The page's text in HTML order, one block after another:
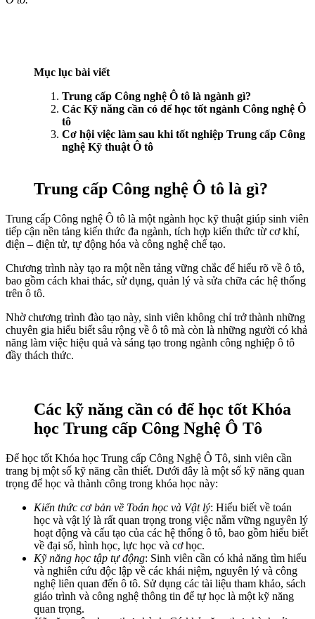
Mục lục bài viết
Trung cấp Công nghệ Ô tô là ngành gì?
Các Kỹ năng cần có để học tốt ngành Công nghệ Ô
tô
Cơ hội việc làm sau khi tốt nghiệp Trung cấp Công
nghệ Kỹ thuật Ô tô
Trung cấp Công nghệ Ô tô là gì?
Trung cấp Công nghệ Ô tô là một ngành học kỹ thuật giúp sinh viên
tiếp cận nền tảng kiến thức đa ngành, tích hợp kiến thức từ cơ khí,
điện – điện tử, tự động hóa và công nghệ chế tạo.
Chương trình này tạo ra một nền tảng vững chắc để hiểu rõ về ô tô,
bao gồm cách khai thác, sử dụng, quản lý và sửa chữa các hệ thống
trên ô tô.
Nhờ chương trình đào tạo này, sinh viên không chỉ trở thành những
chuyên gia hiểu biết sâu rộng về ô tô mà còn là những người có khả
năng làm việc hiệu quả và sáng tạo trong ngành công nghiệp ô tô
đầy thách thức.
Các kỹ năng cần có để học tốt Khóa
học Trung cấp Công Nghệ Ô Tô
Để học tốt Khóa học Trung cấp Công Nghệ Ô Tô, sinh viên cần
trang bị một số kỹ năng cần thiết. Dưới đây là một số kỹ năng quan
trọng để học và thành công trong khóa học này:
Kiến thức cơ bản về Toán học và Vật lý: Hiểu biết về toán
học và vật lý là rất quan trọng trong việc nắm vững nguyên lý
hoạt động và cấu tạo của các hệ thống ô tô, bao gồm hiểu biết
về đại số, hình học, lực học và cơ học.
Kỹ năng học tập tự động: Sinh viên cần có khả năng tìm hiểu
và nghiên cứu độc lập về các khái niệm, nguyên lý và công
nghệ liên quan đến ô tô. Sử dụng các tài liệu tham khảo, sách
giáo trình và công nghệ thông tin để tự học là một kỹ năng
quan trọng.